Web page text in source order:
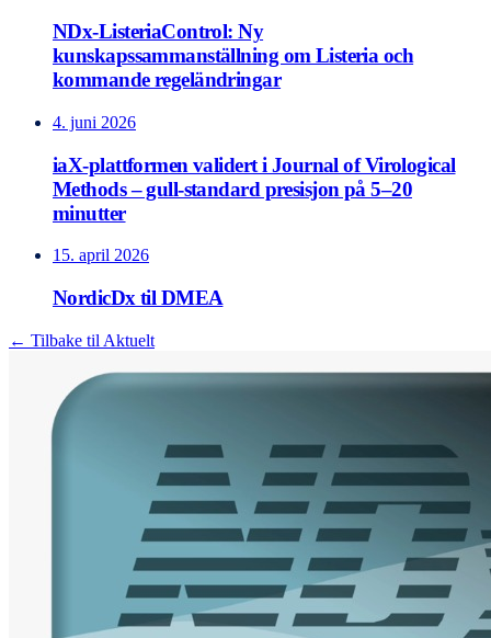
NDx-ListeriaControl: Ny
kunskapssammanställning om Listeria och
kommande regeländringar
4. juni 2026
iaX-plattformen validert i Journal of Virological
Methods – gull-standard presisjon på 5–20
minutter
15. april 2026
NordicDx til DMEA
← Tilbake til Aktuelt